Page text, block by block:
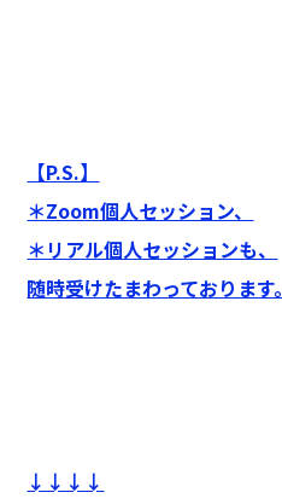
【P.S.】
＊Zoom個人セッション、
＊リアル個人セッションも、
随時受けたまわっております。
↓↓↓↓